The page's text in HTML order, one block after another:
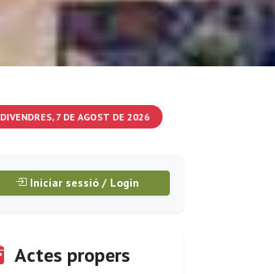
DIVENDRES, 7 DE AGOST DE 2026
Iniciar sessió / Login
Actes propers